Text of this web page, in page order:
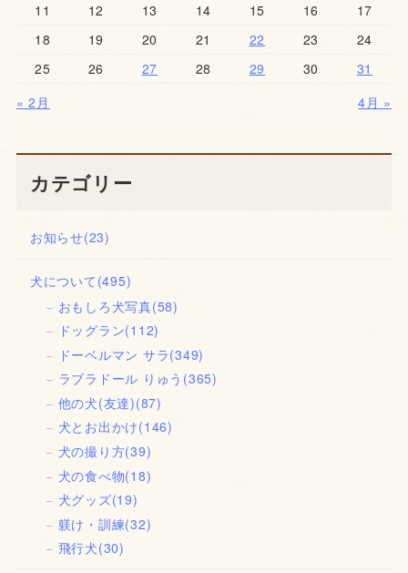
11
12 13 14 15 16
17
18
19 20 21 22 23
24
25
26 27 28 29 30
31
« 2月
4月 »
カテゴリー
お知らせ(23)
犬について (495)
おもしろ犬写真(58)
ドッグラン(112)
ドーベルマン サラ(349)
ラブラドール りゅう (365)
他の犬(友達)(87)
犬とお出かけ(146)
犬の撮り方(39)
犬の食べ物(18)
犬グッズ(19)
躾け・訓練(32)
飛行犬(30)